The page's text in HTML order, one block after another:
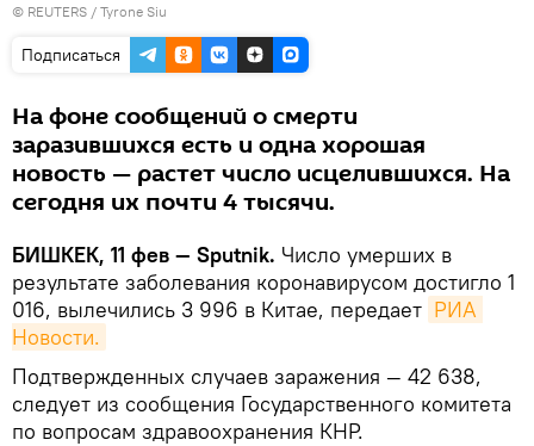
© REUTERS / Tyrone Siu
Подписаться
На фоне сообщений о смерти
заразившихся есть и одна хорошая
новость — растет число исцелившихся. На
сегодня их почти 4 тысячи.
БИШКЕК, 11 фев — Sputnik. Число умерших в
результате заболевания коронавирусом достигло 1
016, вылечились 3 996 в Китае, передает РИА
Новости.
Подтвержденных случаев заражения — 42 638,
следует из сообщения Государственного комитета
по вопросам здравоохранения КНР.